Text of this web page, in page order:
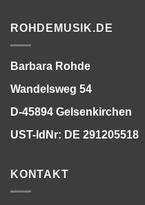
ROHDEMUSIK.DE
Barbara Rohde
Wandelsweg 54
D-45894 Gelsenkirchen
UST-IdNr: DE 291205518
KONTAKT